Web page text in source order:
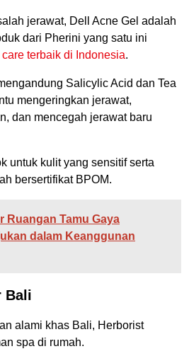
jerawat, Dell Acne Gel adalah
dari Pherini yang satu ini
care terbaik di Indonesia.
Salicylic Acid dan Tea
mengeringkan jerawat,
dan mencegah jerawat baru
untuk kulit yang sensitif serta
bersertifikat BPOM.
Ruangan Tamu Gaya
dalam Keanggunan
Bali
alami khas Bali, Herborist
spa di rumah.